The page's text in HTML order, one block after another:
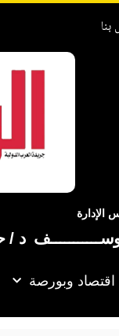
د /
اقتصاد وبورصة